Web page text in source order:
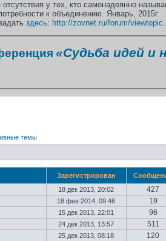
отсутствия у тех, кто самонадеянно
к объединению. Январь, 2015г.
здесь: http://zovnet.ru/forum/
«Судьба идей и
темы
Зарегистрирован
18 дек 2013, 20:02
427
18 фев 2014, 09:46
19
15 дек 2013, 22:01
96
24 дек 2013, 13:57
511
25 дек 2013, 08:18
120